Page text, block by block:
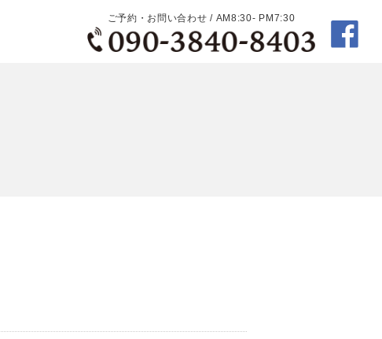
ご予約・お問い合わせ / AM8:30- PM7:30